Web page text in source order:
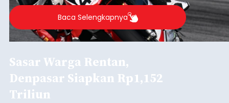
Baca Selengkapnya
Sasar Warga Rentan,
Denpasar Siapkan Rp1,152
Triliun